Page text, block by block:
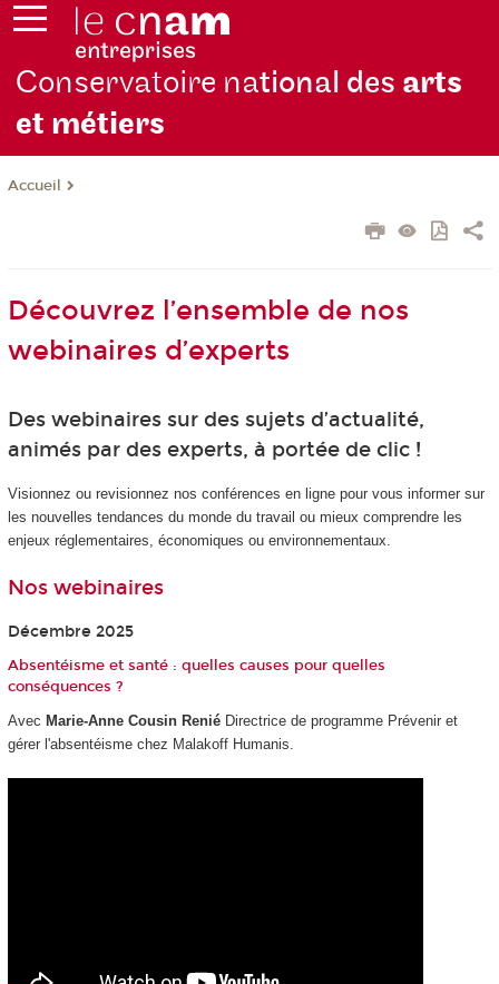
Conservatoire national des arts
et métiers
Accueil
Découvrez l’ensemble de nos
webinaires d’experts
Des webinaires sur des sujets d’actualité,
animés par des experts, à portée de clic !
Visionnez ou revisionnez nos conférences en ligne pour vous informer sur
les nouvelles tendances du monde du travail ou mieux comprendre les
enjeux réglementaires, économiques ou environnementaux.
Nos webinaires
Décembre 2025
Absentéisme et santé : quelles causes pour quelles
conséquences ?
Avec Marie-Anne Cousin Renié Directrice de programme Prévenir et
gérer l'absentéisme chez Malakoff Humanis.